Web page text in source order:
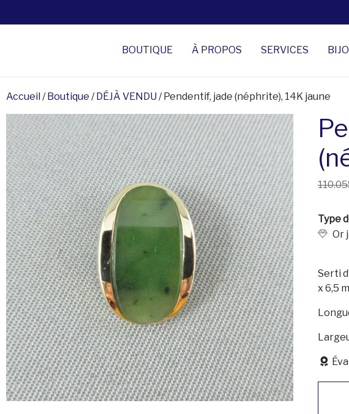
BOUTIQUE À PROPOS SERVICES
Accueil /Boutique /DÉJÀ VENDU / Pendentif, jade (néphrite), 14K jaune
Type
Or
Serti
x 6,5